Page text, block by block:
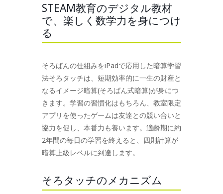
STEAM教育のデジタル教材
で、楽しく数学力を身につけ
る
そろばんの仕組みをiPadで応用した暗算学習
法そろタッチは、短期効率的に一生の財産と
なるイメージ暗算(そろばん式暗算)が身につ
きます。学習の習慣化はもちろん、教室限定
アプリを使ったゲームは友達との競い合いと
協力を促し、本番力も養います。適齢期に約
2年間の毎日の学習を終えると、四則計算が
暗算上級レベルに到達します。
そろタッチのメカニズム